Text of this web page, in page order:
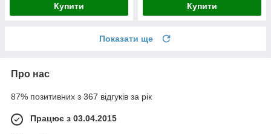
Купити Купити
Показати ще
Про нас
87% позитивних з 367 відгуків за рік
Працює з 03.04.2015